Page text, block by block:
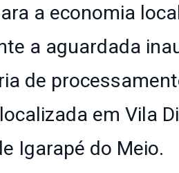
a economia
a aguardada
de
em Vila
Igarapé do Meio.